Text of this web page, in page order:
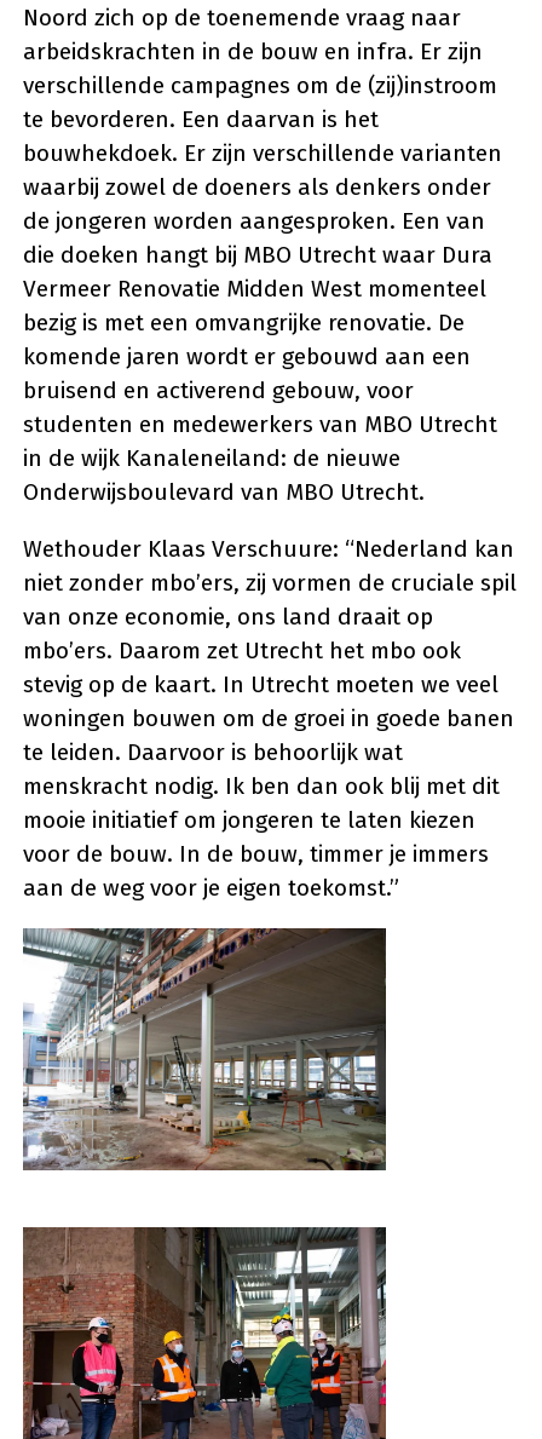
Noord zich op de toenemende vraag naar
arbeidskrachten in de bouw en infra. Er zijn
verschillende campagnes om de (zij)instroom
te bevorderen. Een daarvan is het
bouwhekdoek. Er zijn verschillende varianten
waarbij zowel de doeners als denkers onder
de jongeren worden aangesproken. Een van
die doeken hangt bij MBO Utrecht waar Dura
Vermeer Renovatie Midden West momenteel
bezig is met een omvangrijke renovatie. De
komende jaren wordt er gebouwd aan een
bruisend en activerend gebouw, voor
studenten en medewerkers van MBO Utrecht
in de wijk Kanaleneiland: de nieuwe
Onderwijsboulevard van MBO Utrecht.
Wethouder Klaas Verschuure: “Nederland kan
niet zonder mbo’ers, zij vormen de cruciale spil
van onze economie, ons land draait op
mbo’ers. Daarom zet Utrecht het mbo ook
stevig op de kaart. In Utrecht moeten we veel
woningen bouwen om de groei in goede banen
te leiden. Daarvoor is behoorlijk wat
menskracht nodig. Ik ben dan ook blij met dit
mooie initiatief om jongeren te laten kiezen
voor de bouw. In de bouw, timmer je immers
aan de weg voor je eigen toekomst.”